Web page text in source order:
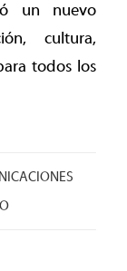
un nuevo
cultura,
todos los